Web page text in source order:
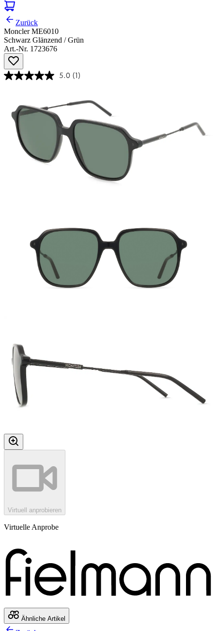
Zurück
Moncler ME6010
Schwarz Glänzend / Grün
Art.-Nr. 1723676
5.0 (1)
Virtuell anprobieren
Virtuelle Anprobe
Ähnliche Artikel